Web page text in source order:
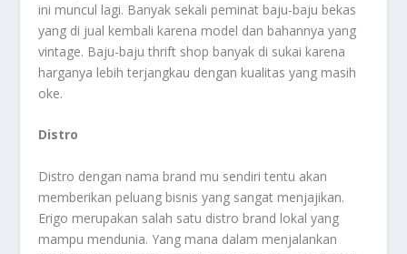
ini muncul lagi. Banyak sekali peminat baju-baju bekas
yang di jual kembali karena model dan bahannya yang
vintage. Baju-baju thrift shop banyak di sukai karena
harganya lebih terjangkau dengan kualitas yang masih
oke.
Distro
Distro dengan nama brand mu sendiri tentu akan
memberikan peluang bisnis yang sangat menjajikan.
Erigo merupakan salah satu distro brand lokal yang
mampu mendunia. Yang mana dalam menjalankan